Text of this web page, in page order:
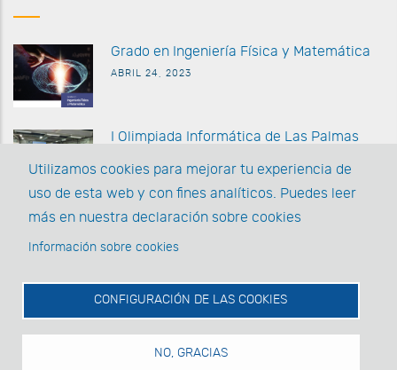
Grado en Ingeniería Física y Matemática
ABRIL 24, 2023
I Olimpiada Informática de Las Palmas
La EII posee la acreditación AUDIT y la
MARZO 1, 2022
Utilizamos cookies para mejorar tu experiencia de
uso de esta web y con fines analíticos. Puedes leer
más en nuestra declaración sobre cookies
Información sobre cookies
CONFIGURACIÓN DE LAS COOKIES
NO, GRACIAS